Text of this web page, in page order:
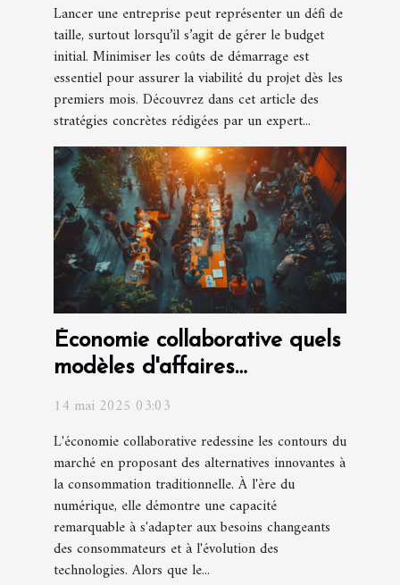
Lancer une entreprise peut représenter un défi de
taille, surtout lorsqu’il s’agit de gérer le budget
initial. Minimiser les coûts de démarrage est
essentiel pour assurer la viabilité du projet dès les
premiers mois. Découvrez dans cet article des
stratégies concrètes rédigées par un expert...
Économie collaborative quels
modèles d'affaires
réussissent en 2023
14 mai 2025 03:03
L'économie collaborative redessine les contours du
marché en proposant des alternatives innovantes à
la consommation traditionnelle. À l'ère du
numérique, elle démontre une capacité
remarquable à s'adapter aux besoins changeants
des consommateurs et à l'évolution des
technologies. Alors que le...